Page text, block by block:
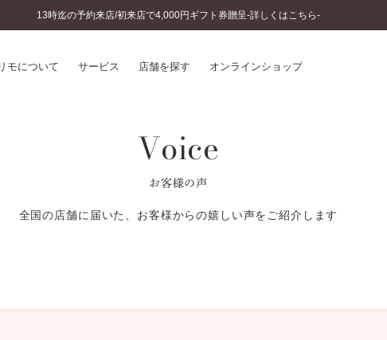
13時迄の予約来店/初来店で4,000円ギフト券贈呈-詳しくはこちら-
モについて サービス 店舗を探す オンラインショップ
のこだわり
婚約指輪とは
結婚指輪とは
セットリングとは
ショップブログ
Voice
お客様の声
全国の店舗に届いた、お客様からの嬉しい声をご紹介します